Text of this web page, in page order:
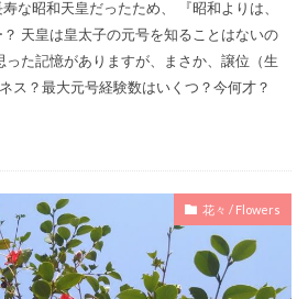
な昭和天皇だったため、 『昭和よりは、
天皇は皇太子の元号を知ることはないの
た記憶がありますが、まさか、譲位（生
ス？最大元号経験数はいくつ？今何才？
花々 / Flowers